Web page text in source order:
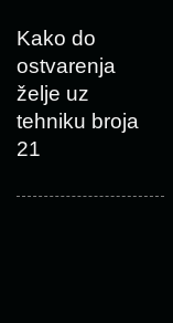
Kako do
ostvarenja
želje uz
tehniku broja
21